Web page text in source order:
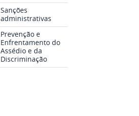
Sanções
administrativas
Prevenção e
Enfrentamento do
Assédio e da
Discriminação